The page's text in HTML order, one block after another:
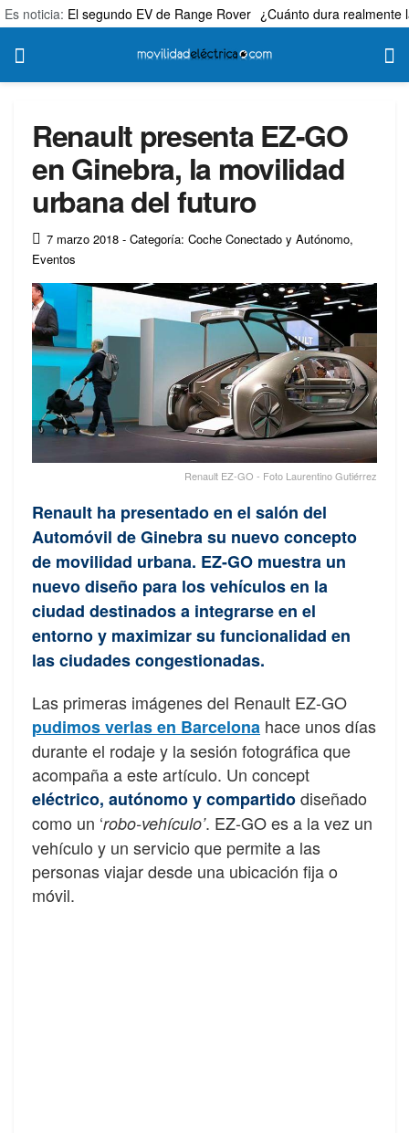
Es noticia: El segundo EV de Range Rover ¿Cuánto dura realmente
Renault presenta EZ-GO
en Ginebra, la movilidad
urbana del futuro
7 marzo 2018 - Categoría: Coche Conectado y Autónomo,
Eventos
Renault EZ-GO - Foto Laurentino Gutiérrez
Renault ha presentado en el salón del
Automóvil de Ginebra su nuevo concepto
de movilidad urbana. EZ-GO muestra un
nuevo diseño para los vehículos en la
ciudad destinados a integrarse en el
entorno y maximizar su funcionalidad en
las ciudades congestionadas.
Las primeras imágenes del Renault EZ-GO
pudimos verlas en Barcelona hace unos días
durante el rodaje y la sesión fotográfica que
acompaña a este artículo. Un concept
eléctrico, autónomo y compartidodiseñado
como un ‘robo-vehículo’. EZ-GO es a la vez un
vehículo y un servicio que permite a las
personas viajar desde una ubicación fija o
móvil.